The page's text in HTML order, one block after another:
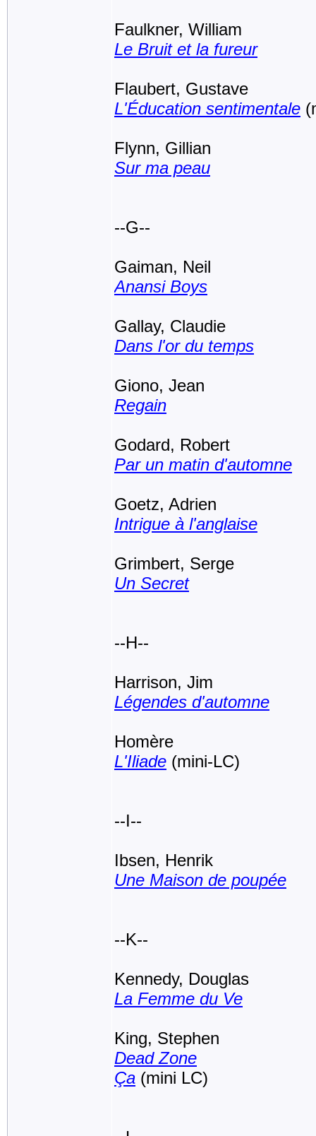
Faulkner, William
Le Bruit et la fureur
Flaubert, Gustave
L'Éducation sentimentale
Flynn, Gillian
Sur ma peau
--G--
Gaiman, Neil
Anansi Boys
Gallay, Claudie
Dans l'or du temps
Giono, Jean
Regain
Godard, Robert
Par un matin d'automne
Goetz, Adrien
Intrigue à l'anglaise
Grimbert, Serge
Un Secret
--H--
Harrison, Jim
Légendes d'automne
Homère
L'Iliade (mini-LC)
--I--
Ibsen, Henrik
Une Maison de poupée
--K--
Kennedy, Douglas
La Femme du Ve
King, Stephen
Dead Zone
Ça (mini LC)